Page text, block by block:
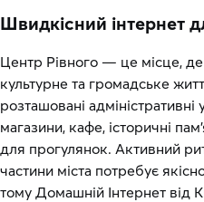
Швидкісний інтернет
Центр Рівного — це місце,
культурне та громадське
розташовані адміністративні
магазини, кафе, історичні
для прогулянок. Активний
частини міста потребує
тому Домашній Інтернет від